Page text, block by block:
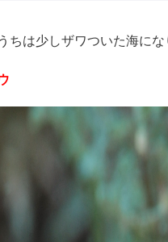
ちは少しザワついた海にな